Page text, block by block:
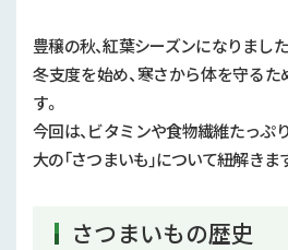
豊穣の秋、紅葉シーズンになりまし
冬支度を始め、寒さから体を守る
す。
今回は、ビタミンや食物繊維たっぷ
大の「さつまいも」について紐解きま
さつまいもの歴史